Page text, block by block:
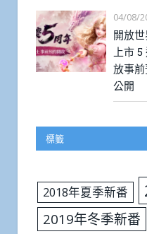
04/08/
開放
上市
放事
公開
標籤
2018年夏季新番
2019年冬季新番